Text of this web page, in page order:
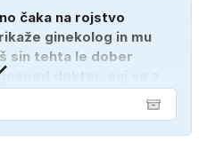
čaka na rojstvo
ginekolog in mu
sin tehta le dober
doktor, saj se z